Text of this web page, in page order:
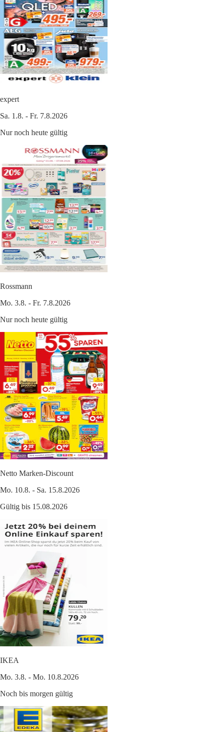
expert
Sa. 1.8. - Fr. 7.8.2026
Nur noch heute gültig
Rossmann
Mo. 3.8. - Fr. 7.8.2026
Nur noch heute gültig
Netto Marken-Discount
Mo. 10.8. - Sa. 15.8.2026
Gültig bis 15.08.2026
IKEA
Mo. 3.8. - Mo. 10.8.2026
Noch bis morgen gültig